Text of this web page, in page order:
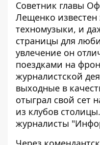
Советник главы
Лещенко известен
техномузыки, и
страницы для
увлечение он
поездками на
журналистской
выходные в
отыграл свой сет
из клубов
журналисты